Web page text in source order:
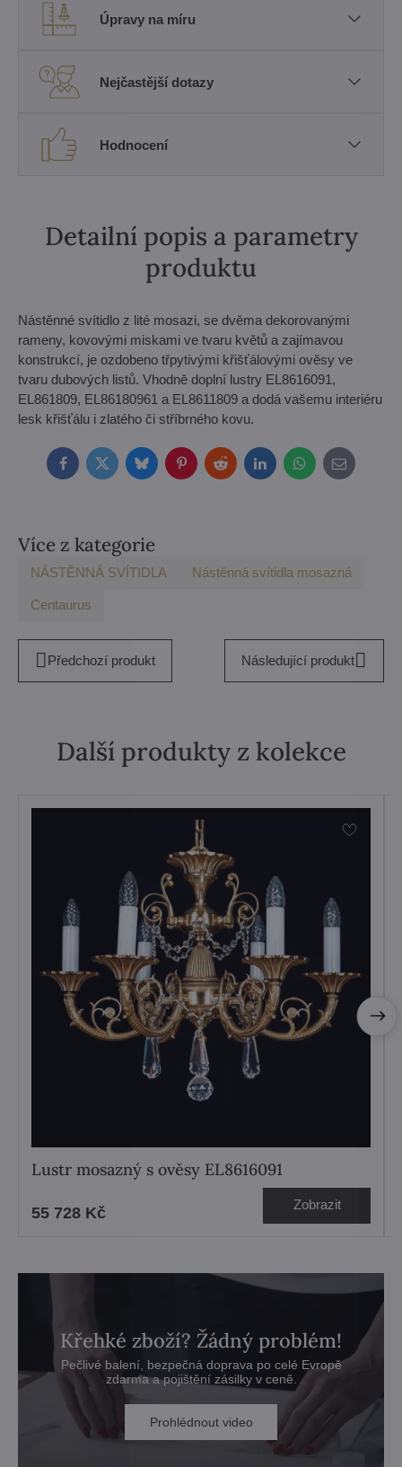
Úpravy na míru
Nejčastější dotazy
Hodnocení
Detailní popis a parametry
produktu
Nástěnné svítidlo z lité mosazi, se dvěma dekorovanými
rameny, kovovými miskami ve tvaru květů a zajímavou
konstrukcí, je ozdobeno třpytivými křišťálovými ověsy ve
tvaru dubových listů. Vhodně doplní lustry EL8616091,
EL861809, EL86180961 a EL8611809 a dodá vašemu interiéru
lesk křišťálu i zlatého či stříbrného kovu.
FacebookTwitterBlueskyPinterestRedditLinkedInWhatsApp
E-
mail
Více z kategorie
NÁSTĚNNÁ SVÍTIDLA Nástěnná svítidla mosazná
Centaurus
Předchozí produkt Následující produkt
Další produkty z kolekce
Lustr mosazný s ověsy EL8616091
55 728 Kč Zobrazit
Křehké zboží? Žádný problém!
Pečlivé balení, bezpečná doprava po celé Evropě
zdarma a pojištění zásilky v ceně.
Prohlédnout video